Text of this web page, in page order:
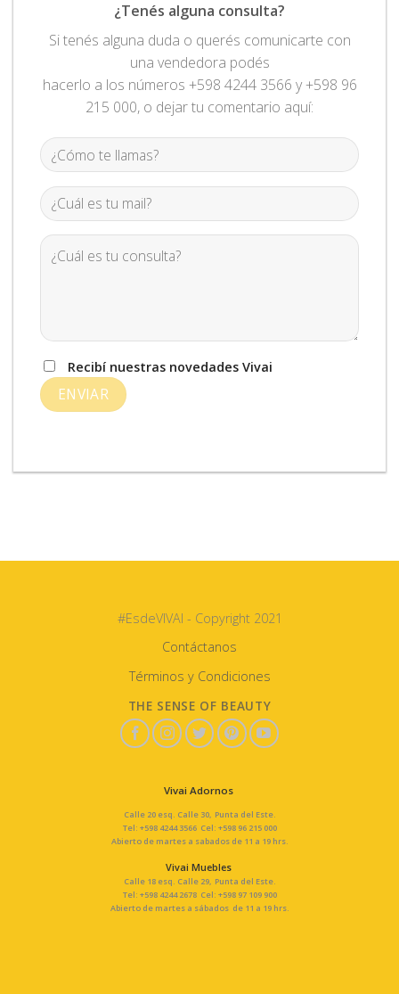
¿Tenés alguna consulta?
Si tenés alguna duda o querés comunicarte con
una vendedora podés
hacerlo a los números +598 4244 3566 y +598 96
215 000, o dejar tu comentario aquí:
Recibí nuestras novedades Vivai
#EsdeVIVAI - Copyright 2021
Contáctanos
Términos y Condiciones
THE SENSE OF BEAUTY
Vivai Adornos
Calle 20 esq. Calle 30, Punta del Este.
Tel: +598 4244 3566 Cel: +598 96 215 000
Abierto de martes a sabados de 11 a 19 hrs.
Vivai Muebles
Calle 18 esq. Calle 29, Punta del Este.
Tel: +598 4244 2678 Cel: +598 97 109 900
Abierto de martes a sábados de 11 a 19 hrs.